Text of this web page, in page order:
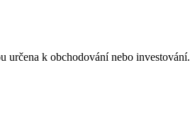
určena k obchodování nebo investování.